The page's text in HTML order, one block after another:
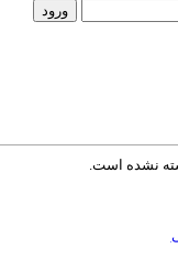
نشده است.